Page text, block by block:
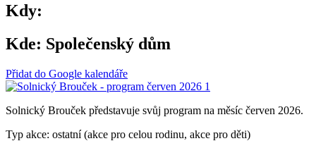
Kdy:
Kde: Společenský dům
Přidat do Google kalendáře
Solnický Brouček představuje svůj program na měsíc červen 2026.
Typ akce: ostatní (akce pro celou rodinu, akce pro děti)